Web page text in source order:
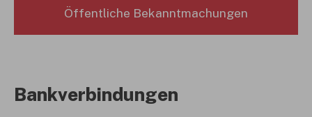
Öffentliche Bekanntmachungen
Bankverbindungen